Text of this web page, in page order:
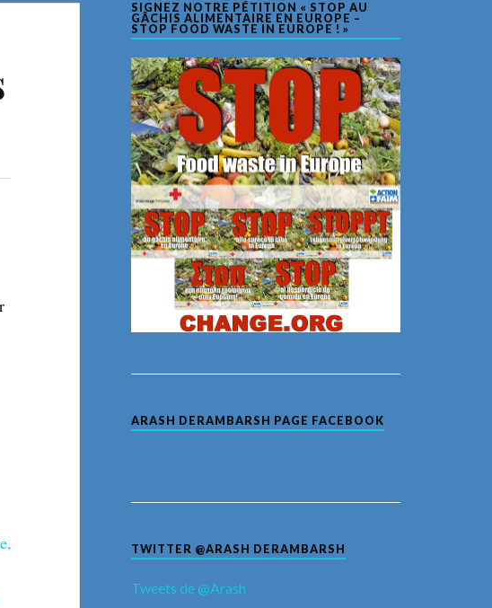
SIGNEZ NOTRE PÉTITION « STOP AU
GÂCHIS ALIMENTAIRE EN EUROPE –
STOP FOOD WASTE IN EUROPE ! »
ARASH DERAMBARSH PAGE FACEBOOK
TWITTER @ARASH DERAMBARSH
Tweets de @Arash